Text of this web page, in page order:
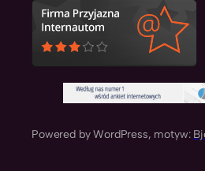
Powered by WordPress, motyw: